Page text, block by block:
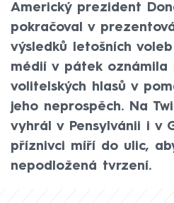
Americký prezident
pokračoval v
výsledků letošních
médií v pátek oznámila
volitelských hlasů v
jeho neprospěch. Na
vyhrál v Pensylvánii i v
příznivci míří do ulic,
nepodložená tvrzení.